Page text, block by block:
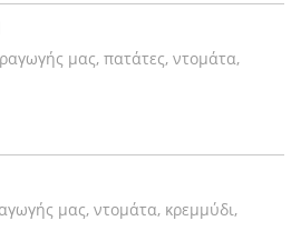
μας, πατάτες, ντομάτα,
μας, ντομάτα, κρεμμύδι,